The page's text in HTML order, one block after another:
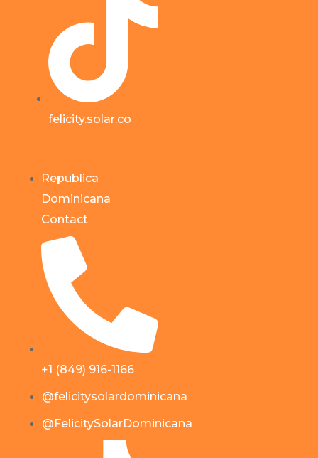
felicity.solar.co
Republica
Dominicana
Contact
+1 (849) 916-1166
@felicitysolardominicana
@FelicitySolarDominicana